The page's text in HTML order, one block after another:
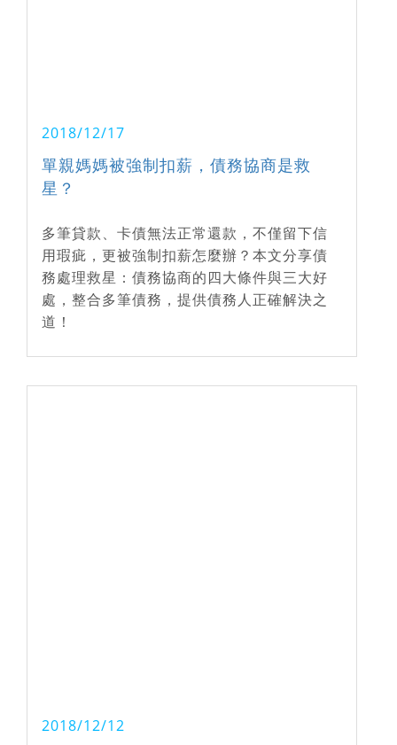
2018/12/17
單親媽媽被強制扣薪，債務協商是救
星？
多筆貸款、卡債無法正常還款，不僅留下信
用瑕疵，更被強制扣薪怎麼辦？本文分享債
務處理救星：債務協商的四大條件與三大好
處，整合多筆債務，提供債務人正確解決之
道！
2018/12/12